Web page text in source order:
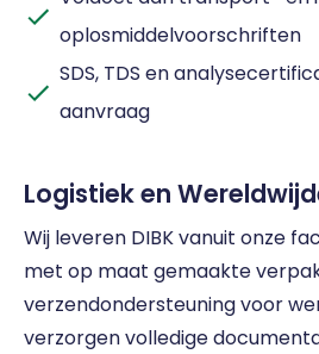
oplosmiddelvoorschriften
SDS, TDS en
aanvraag
Logistiek en
Wij leveren DIBK vanuit onze
met op maat gemaakte
verzendondersteuning voor
verzorgen volledige